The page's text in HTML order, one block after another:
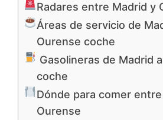
Radares entre Madrid y
Áreas de servicio de
Ourense coche
Gasolineras de Madrid
coche
Dónde para comer
Ourense